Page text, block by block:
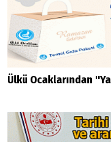
Ülkü Ocaklarından